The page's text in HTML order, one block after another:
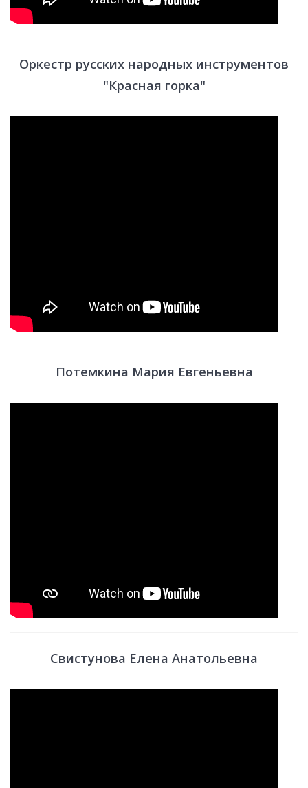
Оркестр русских народных инструментов
"Красная горка"
Потемкина Мария Евгеньевна
Свистунова Елена Анатольевна